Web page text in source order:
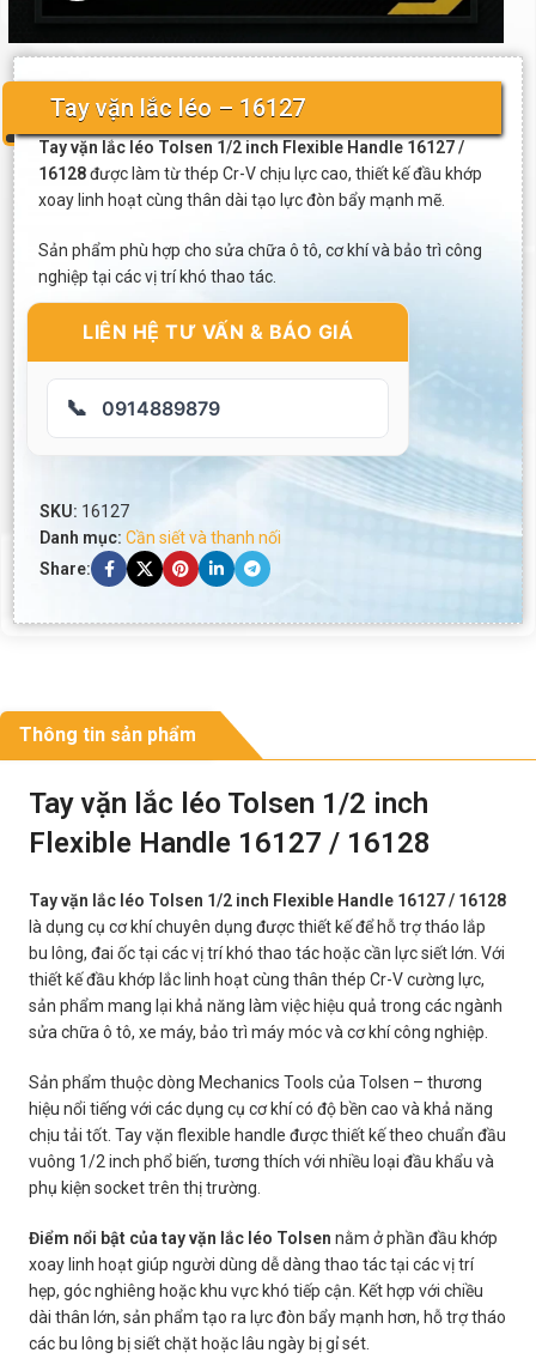
Tay vặn lắc léo – 16127
Tay vặn lắc léo Tolsen 1/2 inch Flexible Handle 16127 /
16128được làm từ thép Cr-V chịu lực cao, thiết kế đầu khớp
xoay linh hoạt cùng thân dài tạo lực đòn bẩy mạnh mẽ.
Sản phẩm phù hợp cho sửa chữa ô tô, cơ khí và bảo trì công
nghiệp tại các vị trí khó thao tác.
LIÊN HỆ TƯ VẤN & BÁO GIÁ
📞 0914889879
SKU: 16127
Danh mục: Cần siết và thanh nối
Share:
Thông tin sản phẩm
Tay vặn lắc léo Tolsen 1/2 inch
Flexible Handle 16127 / 16128
Tay vặn lắc léo Tolsen 1/2 inch Flexible Handle 16127 / 16128
là dụng cụ cơ khí chuyên dụng được thiết kế để hỗ trợ tháo lắp
bu lông, đai ốc tại các vị trí khó thao tác hoặc cần lực siết lớn. Với
thiết kế đầu khớp lắc linh hoạt cùng thân thép Cr-V cường lực,
sản phẩm mang lại khả năng làm việc hiệu quả trong các ngành
sửa chữa ô tô, xe máy, bảo trì máy móc và cơ khí công nghiệp.
Sản phẩm thuộc dòng Mechanics Tools của Tolsen – thương
hiệu nổi tiếng với các dụng cụ cơ khí có độ bền cao và khả năng
chịu tải tốt. Tay vặn flexible handle được thiết kế theo chuẩn đầu
vuông 1/2 inch phổ biến, tương thích với nhiều loại đầu khẩu và
phụ kiện socket trên thị trường.
Điểm nổi bật của tay vặn lắc léo Tolsen nằm ở phần đầu khớp
xoay linh hoạt giúp người dùng dễ dàng thao tác tại các vị trí
hẹp, góc nghiêng hoặc khu vực khó tiếp cận. Kết hợp với chiều
dài thân lớn, sản phẩm tạo ra lực đòn bẩy mạnh hơn, hỗ trợ tháo
các bu lông bị siết chặt hoặc lâu ngày bị gỉ sét.